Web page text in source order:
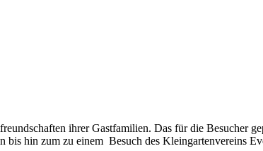
ihrer Gastfamilien. Das für die Besucher
hin zum zu einem Besuch des Kleingartenvereins